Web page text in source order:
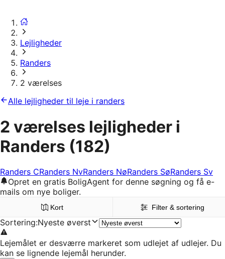
Lejligheder
Randers
2 værelses
Alle lejligheder til leje i randers
2 værelses lejligheder i
Randers (182)
Randers CRanders NvRanders NøRanders SøRanders Sv
Opret en gratis BoligAgent for denne søgning og få e-
mails om nye boliger.
Kort Filter & sortering
Sortering:Nyeste øverst
Lejemålet er desværre markeret som udlejet af udlejer. Du
kan se lignende lejemål herunder.